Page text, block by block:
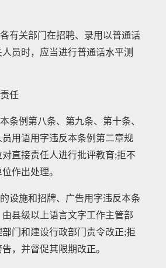
有关部门在招聘、录用以普通话
员时，应当进行普通话水平测
任
条例第八条、第九条、第十条、
用语用字违反本条例第二章规
直接责任人进行批评教育;拒不
作出处理。
设施和招牌、广告用字违反本条
县级以上语言文字工作主管部
门和建设行政部门责令改正;拒
，并督促其限期改正。